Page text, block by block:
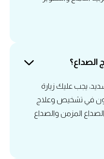
الصداع؟
يجب عليك زيارة
في تشخيص وعلاج
المزمن والصداع